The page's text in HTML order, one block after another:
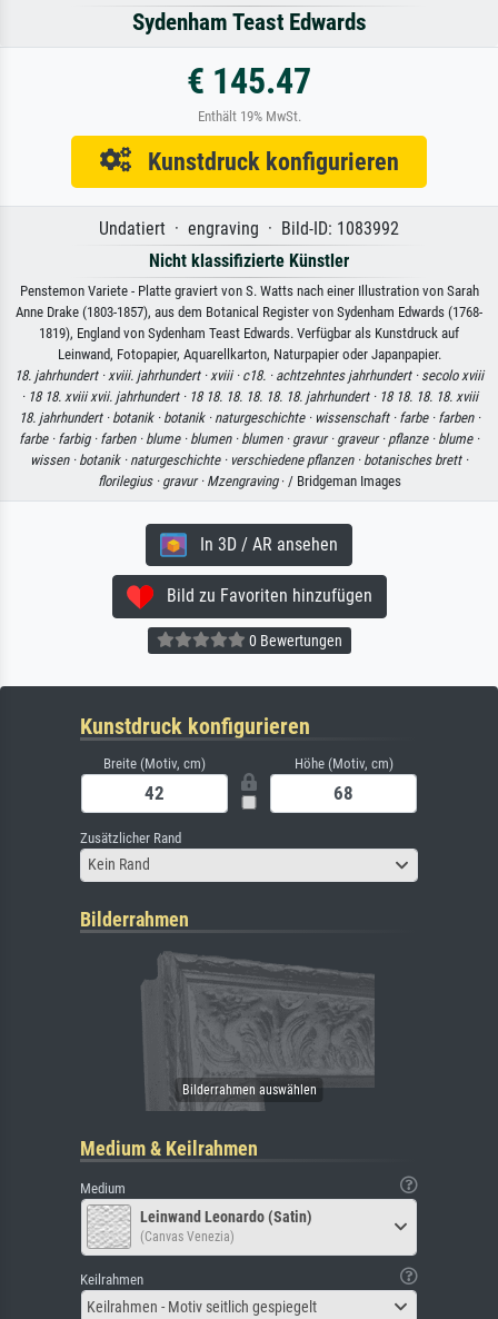
Sydenham Teast Edwards
€ 145.47
Enthält 19% MwSt.
Kunstdruck konfigurieren
Undatiert · engraving · Bild-ID: 1083992
Nicht klassifizierte Künstler
Penstemon Variete - Platte graviert von S. Watts nach einer Illustration von Sarah
Anne Drake (1803-1857), aus dem Botanical Register von Sydenham Edwards (1768-
1819), England von Sydenham Teast Edwards. Verfügbar als Kunstdruck auf
Leinwand, Fotopapier, Aquarellkarton, Naturpapier oder Japanpapier.
18. jahrhundert · xviii. jahrhundert · xviii · c18. · achtzehntes jahrhundert · secolo xviii
· 18 18. xviii xvii. jahrhundert · 18 18. 18. 18. 18. 18. jahrhundert · 18 18. 18. 18. xviii
18. jahrhundert · botanik · botanik · naturgeschichte · wissenschaft · farbe · farben ·
farbe · farbig · farben · blume · blumen · blumen · gravur · graveur · pflanze · blume ·
wissen · botanik · naturgeschichte · verschiedene pflanzen · botanisches brett ·
florilegius · gravur · Mzengraving· / Bridgeman Images
In 3D / AR ansehen
Bild zu Favoriten hinzufügen
0 Bewertungen
Kunstdruck konfigurieren
Breite (Motiv, cm) Höhe (Motiv, cm)
Zusätzlicher Rand
Kein Rand
Bilderrahmen
Medium & Keilrahmen
Medium
Leinwand Leonardo (Satin)
(Canvas Venezia)
Keilrahmen
Keilrahmen - Motiv seitlich gespiegelt